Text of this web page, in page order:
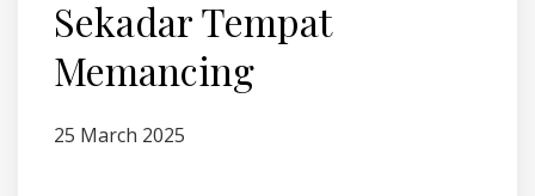
Sekadar Tempat
Memancing
25 March 2025